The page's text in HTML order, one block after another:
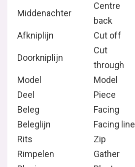
Middenachter
Centre
back
Afkniplijn Cut off
Doorkniplijn
Cut
through
Model Model
Deel
Piece
Beleg
Facing
Beleglijn
Facing line
Rits
Zip
Rimpelen
Gather